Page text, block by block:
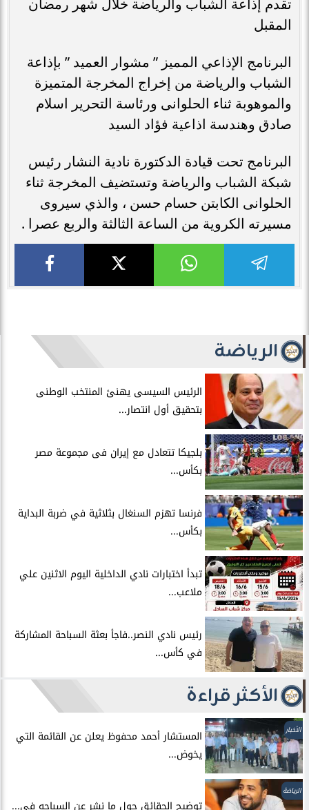
تقدم إذاعة الشباب والرياضة خلال شهر رمضان
المقبل
البرنامج الإذاعي المميز ” مشوار العميد ” بإذاعة
الشباب والرياضة من إخراج المخرجة المتميزة
والموهوبة ثناء الحلوانى ورئاسة التحرير اسلام
صادق وهندسة اذاعية فؤاد السيد
البرنامج تحت قيادة الدكتورة نادية النشار رئيس
شبكة الشباب والرياضة وتستضيف المخرجة ثناء
الحلوانى الكابتن حسام حسن ، والذي سيروى
مسيرته الكروية من الساعة الثالثة والربع عصرا .
الرياضة
الرئيس السيسى يهنئ المنتخب الوطنى
بتحقيق أول انتصار...
بلجيكا تتعادل مع إيران فى مجموعة مصر
بكأس...
فرنسا تهزم السنغال بثلاثية في ضربة البداية
بكأس...
تبدأ اختبارات نادي الداخلية اليوم الاثنين علي
ملاعب...
رئيس نادي النصر..فاجأ بعثة السباحة المشاركة
في كأس...
الأكثر قراءة
الأخبار
المستشار أحمد محفوظ يعلن عن القائمة التي
يخوض...
الرياضة